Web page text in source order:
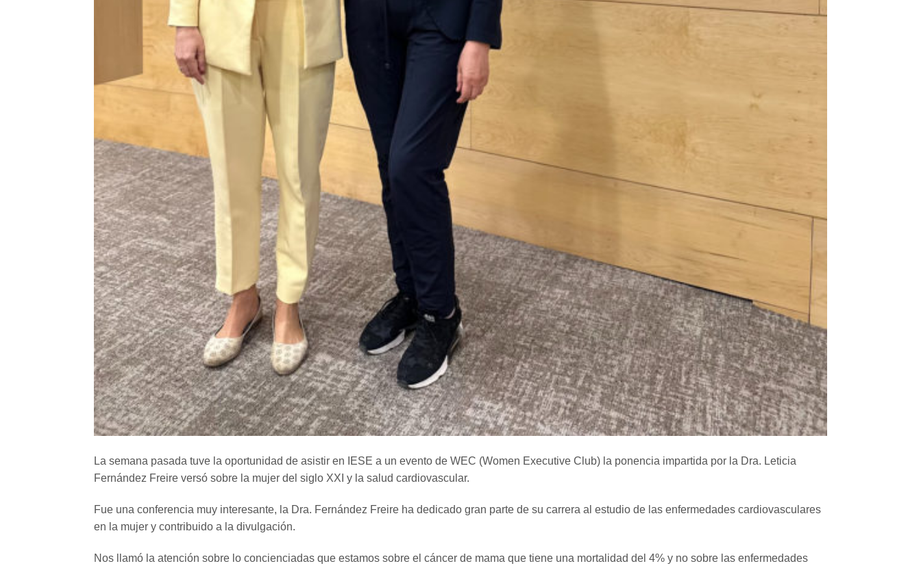
La semana pasada tuve la oportunidad de asistir en IESE a un evento de WEC (Women Executive Club) la ponencia impartida por la Dra. Leticia
Fernández Freire versó sobre la mujer del siglo XXI y la salud cardiovascular.
Fue una conferencia muy interesante, la Dra. Fernández Freire ha dedicado gran parte de su carrera al estudio de las enfermedades cardiovasculares
en la mujer y contribuido a la divulgación.
Nos llamó la atención sobre lo concienciadas que estamos sobre el cáncer de mama que tiene una mortalidad del 4% y no sobre las enfermedades